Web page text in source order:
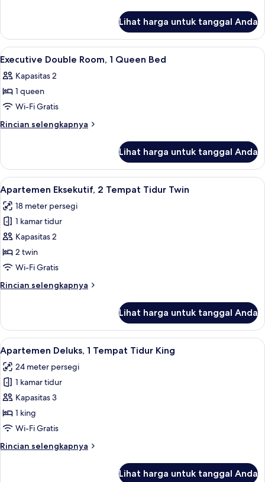
Beds
Executive
Apartment,
2
Beds
Lihat harga untuk tanggal Anda
Lihat
semua
foto
untuk
Executive
Double
Queen
Bed
2
Executive Double Room, 1 Queen Bed
Kapasitas 2
1 queen
Wi-Fi Gratis
Rincian selengkapnya
Rincian
Executive
Double
Room,
Queen
Bed
Lihat harga untuk tanggal Anda
Lihat
semua
foto
untuk
Apartemen
Eksekutif,
2
Tidur
Apartemen Eksekutif, 2 Tempat
5
Apartemen Eksekutif, 2 Tempat Tidur Twin
18 meter persegi
1 kamar tidur
Kapasitas 2
2 twin
Wi-Fi Gratis
Rincian selengkapnya
Rincian
Apartemen
Eksekutif,
2
Tempat
Tidur
Twin
Lihat harga untuk tanggal Anda
Lihat
semua
foto
untuk
Apartemen
Deluks,
1
Tidur
Apartemen Deluks, 1 Tempat Tidur
3
Apartemen Deluks, 1 Tempat Tidur King
24 meter persegi
1 kamar tidur
Kapasitas 3
1 king
Wi-Fi Gratis
Rincian selengkapnya
Rincian
Lihat harga untuk tanggal Anda